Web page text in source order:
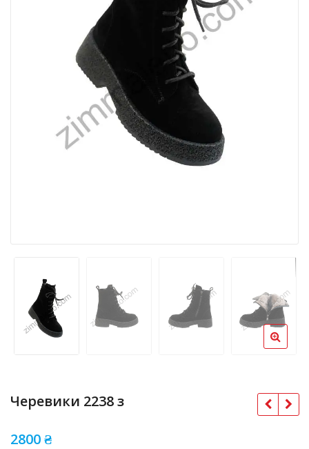
Черевики 2238 з
2800₴